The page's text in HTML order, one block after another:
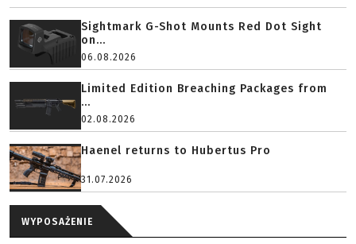
Sightmark G-Shot Mounts Red Dot Sight
on...
06.08.2026
Limited Edition Breaching Packages from
...
02.08.2026
Haenel returns to Hubertus Pro
31.07.2026
WYPOSAŻENIE